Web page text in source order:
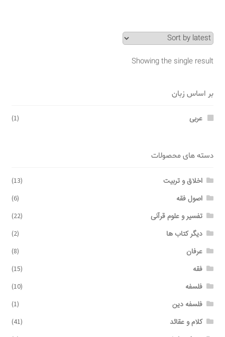
Showing the single result
بر اساس زبان
عربی (1)
دسته های محصولات
اخلاق و تربیت (13)
اصول فقه (6)
تفسیر و علوم قرآنی (22)
دیگر کتاب ها (2)
عرفان (8)
فقه (15)
فلسفه (10)
فلسفه دین (1)
کلام و عقائد (41)